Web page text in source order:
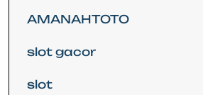
AMANAHTOTO
slot gacor
slot